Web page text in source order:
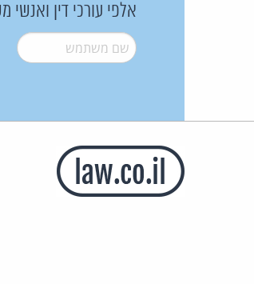
אלפי עורכי דין
שם משתמש*